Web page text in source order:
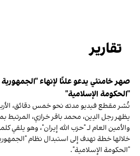
تقارير
صهر خامنئي يدعو علنًا لإنهاء "الجمهورية
"الحكومة الإسلامية"
يظهر رجل الدِين، محمد باقر خرازي، المرتبط
والأمين العام لـ "حزب الله إيران"، وهو يلقي
خلالها خطة تهدف إلى استبدال نظام
"الحكومة الإسلامية".